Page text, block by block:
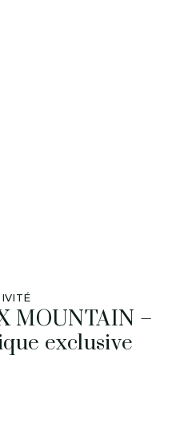
MOUNTAIN –
exclusive